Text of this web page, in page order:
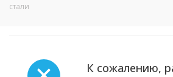
стали
К сожалению,